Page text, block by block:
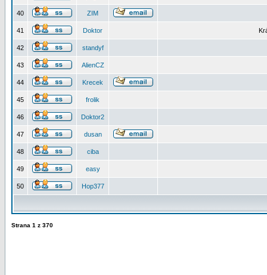
40 ZIM
41 Doktor
42 standyf
43 AlienCZ
44 Krecek
45 frolik
46 Doktor2
47 dusan
48 ciba
49 easy
50 Hop377
Strana 1 z 370